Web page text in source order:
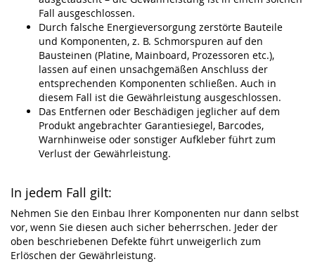
Fall ausgeschlossen.
Durch falsche Energieversorgung zerstörte Bauteile
und Komponenten, z. B. Schmorspuren auf den
Bausteinen (Platine, Mainboard, Prozessoren etc.),
lassen auf einen unsachgemäßen Anschluss der
entsprechenden Komponenten schließen. Auch in
diesem Fall ist die Gewährleistung ausgeschlossen.
Das Entfernen oder Beschädigen jeglicher auf dem
Produkt angebrachter Garantiesiegel, Barcodes,
Warnhinweise oder sonstiger Aufkleber führt zum
Verlust der Gewährleistung.
In jedem Fall gilt:
Nehmen Sie den Einbau Ihrer Komponenten nur dann selbst
vor, wenn Sie diesen auch sicher beherrschen. Jeder der
oben beschriebenen Defekte führt unweigerlich zum
Erlöschen der Gewährleistung.